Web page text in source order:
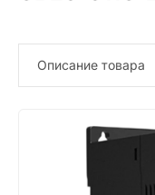
Описание товара